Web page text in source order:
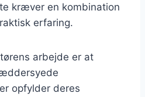
kræver en kombination
erfaring.
arbejde er at
opfylder deres